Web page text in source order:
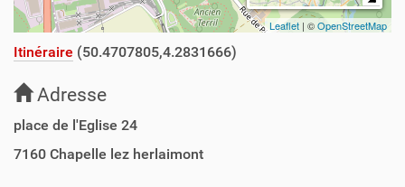
Leaflet | ©OpenStreetMap
Itinéraire (50.4707805,4.2831666)
Adresse
place de l'Eglise 24
7160 Chapelle lez herlaimont